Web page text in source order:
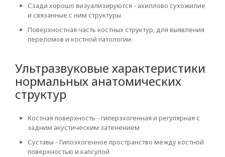
Сзади хорошо визуализируются - ахиллово сухожилие
и связанные с ним структуры
Поверхностная часть костных структур, для выявления
переломов и костной патологии.
Ультразвуковые характеристики
нормальных анатомических
структур
Костная поверхность - гиперэхогенная и регулярная с
задним акустическим затенением
Суставы - Гипоэхогенное пространство между костной
поверхностью и капсулой